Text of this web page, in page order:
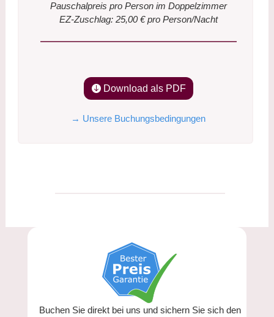
Pauschalpreis pro Person im Doppelzimmer
EZ-Zuschlag: 25,00 € pro Person/Nacht
Download als PDF
→ Unsere Buchungsbedingungen
Buchen Sie direkt bei uns und sichern Sie sich den